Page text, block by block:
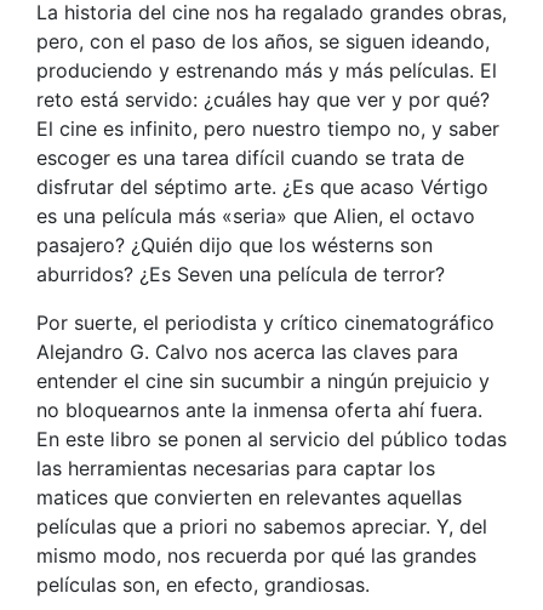
La historia del cine nos ha regalado grandes obras,
pero, con el paso de los años, se siguen ideando,
produciendo y estrenando más y más películas. El
reto está servido: ¿cuáles hay que ver y por qué?
El cine es infinito, pero nuestro tiempo no, y saber
escoger es una tarea difícil cuando se trata de
disfrutar del séptimo arte. ¿Es que acaso Vértigo
es una película más «seria» que Alien, el octavo
pasajero? ¿Quién dijo que los wésterns son
aburridos? ¿Es Seven una película de terror?
Por suerte, el periodista y crítico cinematográfico
Alejandro G. Calvo nos acerca las claves para
entender el cine sin sucumbir a ningún prejuicio y
no bloquearnos ante la inmensa oferta ahí fuera.
En este libro se ponen al servicio del público todas
las herramientas necesarias para captar los
matices que convierten en relevantes aquellas
películas que a priori no sabemos apreciar. Y, del
mismo modo, nos recuerda por qué las grandes
películas son, en efecto, grandiosas.